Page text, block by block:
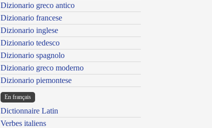
Dizionario greco antico
Dizionario francese
Dizionario inglese
Dizionario tedesco
Dizionario spagnolo
Dizionario greco moderno
Dizionario piemontese
En français
Dictionnaire Latin
Verbes italiens